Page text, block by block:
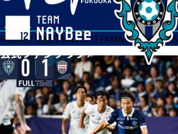
HOMETICKETMATCHTEAMNEWSGOODS